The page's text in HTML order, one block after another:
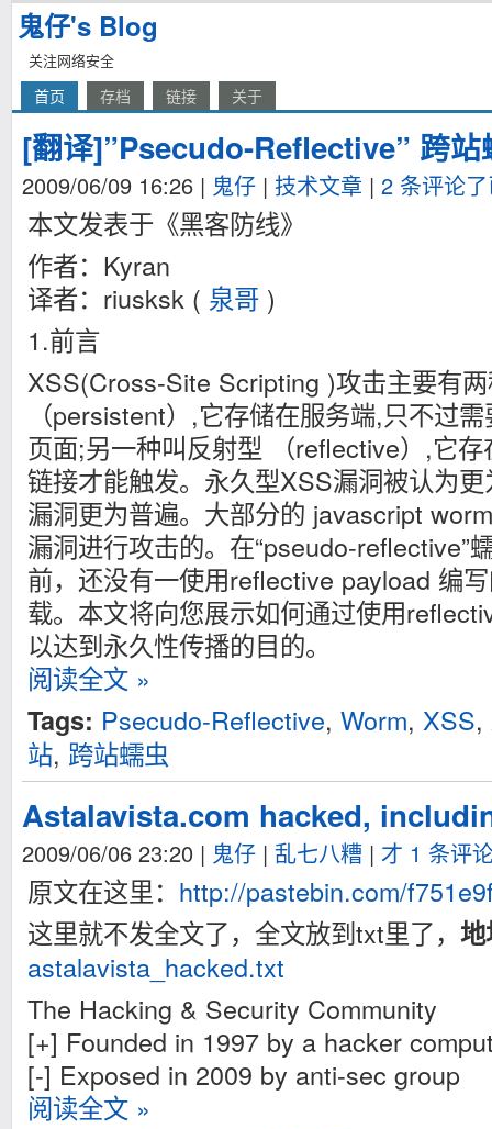
鬼仔's Blog
关注网络安全
首页 存档 链接 关于
[翻译]”Psecudo-Reflective” 跨站
2009/06/09 16:26 | 鬼仔 | 技术文章 | 2 条评论
本文发表于《黑客防线》
作者：Kyran
译者：riusksk ( 泉哥 )
1.前言
XSS(Cross-Site Scripting )攻击主要有
（persistent）,它存储在服务端,只不过
页面;另一种叫反射型 （reflective）,它
链接才能触发。永久型XSS漏洞被认为
漏洞更为普遍。大部分的 javascript
漏洞进行攻击的。在“pseudo-reflective”
前，还没有一使用reflective payload 编
载。本文将向您展示如何通过使用
以达到永久性传播的目的。
阅读全文 »
Tags: Psecudo-Reflective, Worm, XSS,
站, 跨站蠕虫
Astalavista.com hacked,
2009/06/06 23:20 | 鬼仔 | 乱七八糟 | 才 1 条评
原文在这里： http://pastebin.com/
这里就不发全文了，全文放到txt里了，
astalavista_hacked.txt
The Hacking & Security Community
[+] Founded in 1997 by a hacker
[-] Exposed in 2009 by anti-sec group
阅读全文 »